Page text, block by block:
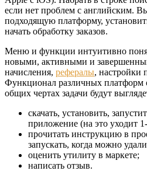
если нет проблем с английским.
подходящую платформу,
начать обработку заказов.
Меню и функции интуитивно
новыми, активными и
начисления, рефералы, настройки
Функционал различных платформ
общих чертах задачи будут
скачать, установить,
приложение (на это уходит
прочитать инструкцию в
запускать, когда можно
оценить утилиту в маркете;
написать отзыв.